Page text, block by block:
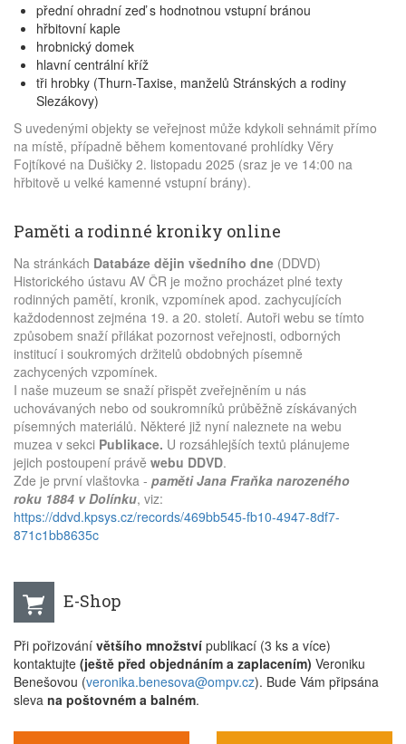
přední ohradní zeď s hodnotnou vstupní bránou
hřbitovní kaple
hrobnický domek
hlavní centrální kříž
tři hrobky (Thurn-Taxise, manželů Stránských a rodiny
Slezákovy)
S uvedenými objekty se veřejnost může kdykoli sehnámit přímo
na místě, případně během komentované prohlídky Věry
Fojtíkové na Dušičky 2. listopadu 2025 (sraz je ve 14:00 na
hřbitově u velké kamenné vstupní brány).
Paměti a rodinné kroniky online
Na stránkách Databáze dějin všedního dne (DDVD)
Historického ústavu AV ČR je možno procházet plné texty
rodinných pamětí, kronik, vzpomínek apod. zachycujících
každodennost zejména 19. a 20. století. Autoři webu se tímto
způsobem snaží přilákat pozornost veřejnosti, odborných
institucí i soukromých držitelů obdobných písemně
zachycených vzpomínek.
I naše muzeum se snaží přispět zveřejněním u nás
uchovávaných nebo od soukromníků průběžně získávaných
písemných materiálů. Některé již nyní naleznete na webu
muzea v sekci Publikace. U rozsáhlejších textů plánujeme
jejich postoupení právě webu DDVD.
Zde je první vlaštovka - paměti Jana Fraňka narozeného
roku 1884 v Dolínku, viz:
https://ddvd.kpsys.cz/records/469bb545-fb10-4947-8df7-
871c1bb8635c
E-Shop
Při pořizování většího množství publikací (3 ks a více)
kontaktujte (ještě před objednáním a zaplacením) Veroniku
Benešovou (veronika.benesova@ompv.cz). Bude Vám připsána
sleva na poštovném a balném.